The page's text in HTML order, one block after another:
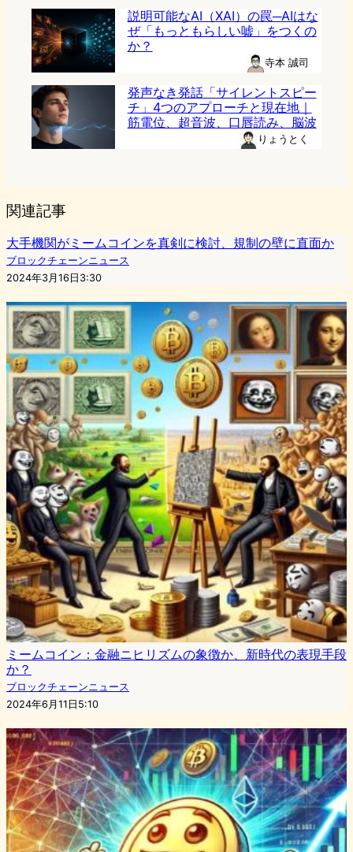
説明可能なAI（XAI）の罠─AIはな
ぜ「もっともらしい嘘」をつくの
か？
寺本 誠司
発声なき発話「サイレントスピー
チ」4つのアプローチと現在地｜
筋電位、超音波、口唇読み、脳波
りょうとく
関連記事
大手機関がミームコインを真剣に検討、規制の壁に直面か
ブロックチェーンニュース
2024年3月16日3:30
ミームコイン：金融ニヒリズムの象徴か、新時代の表現手段
か？
ブロックチェーンニュース
2024年6月11日5:10